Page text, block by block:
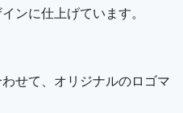
ンに仕上げています。
せて、オリジナルのロゴマ